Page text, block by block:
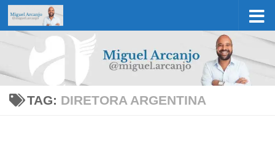
Skip to content
TAG: DIRETORA ARGENTINA